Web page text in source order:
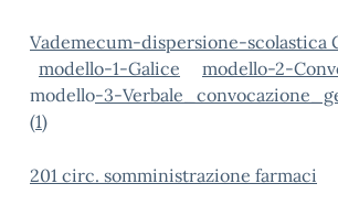
Vademecum-dispersione-scolastica
modello-1-Galice
modello-2-
modello-3-
(1)
201 circ. somministrazione farmaci